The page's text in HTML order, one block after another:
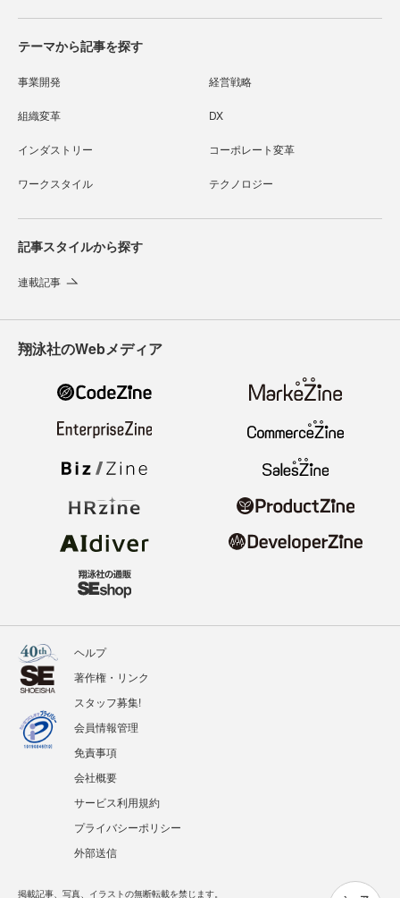
テーマから記事を探す
事業開発 経営戦略
組織変革 DX
インダストリー コーポレート変革
ワークスタイル テクノロジー
記事スタイルから探す
連載記事
翔泳社のWebメディア
ヘルプ
著作権・リンク
スタッフ募集!
会員情報管理
免責事項
会社概要
サービス利用規約
プライバシーポリシー
外部送信
掲載記事、写真、イラストの無断転載を禁じます。